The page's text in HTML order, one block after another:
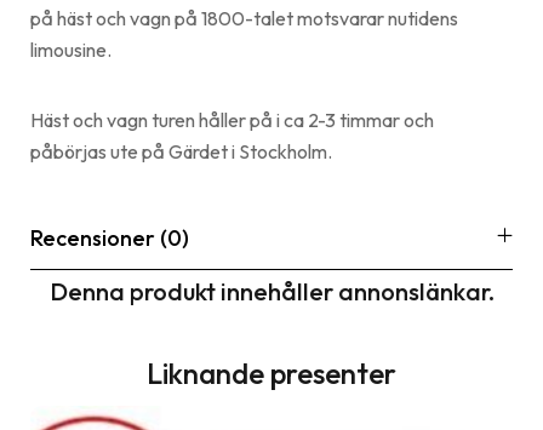
på häst och vagn på 1800-talet motsvarar nutidens
limousine.
Häst och vagn turen håller på i ca 2-3 timmar och
påbörjas ute på Gärdet i Stockholm.
Recensioner (0)
Denna produkt innehåller annonslänkar.
Liknande presenter